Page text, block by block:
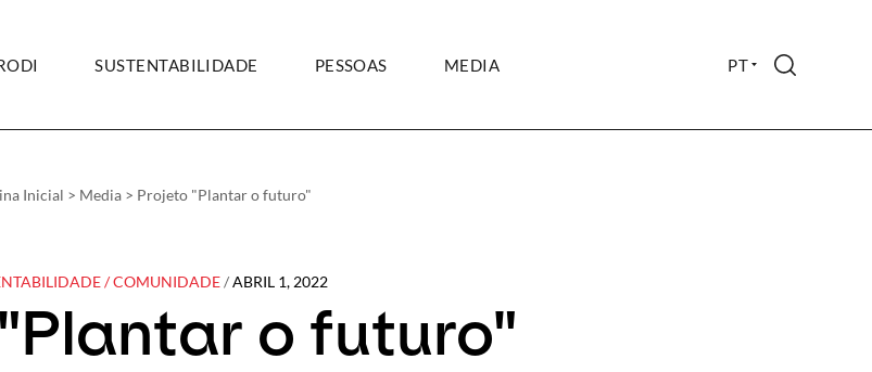
SUSTENTABILIDADE PESSOAS MEDIA
PT
SEARCH
Inicial > Media> Projeto "Plantar o futuro"
/COMUNIDADE/ABRIL 1, 2022
o futuro"